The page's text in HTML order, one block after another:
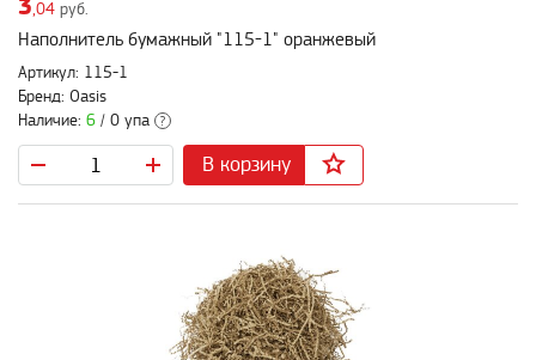
3,04 руб.
Наполнитель бумажный "115-1" оранжевый
Артикул: 115-1
Бренд: Oasis
Наличие: 6 / 0 упа ?
В корзину